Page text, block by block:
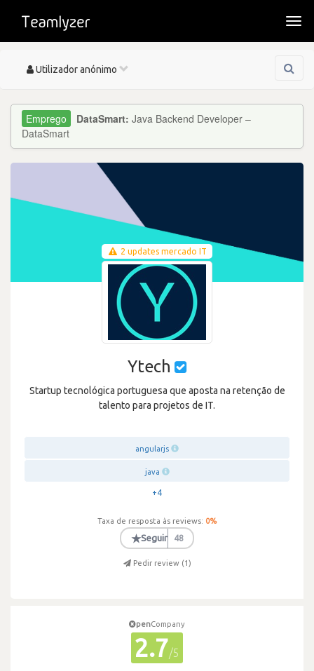
Toggle
Utilizador anónimo
DataSmart: Java Backend Developer –
DataSmart
2 updates mercado IT
Ytech
Startup tecnológica portuguesa que aposta na retenção de
talento para projetos de IT.
angularjs
java
+4
Taxa de resposta às reviews: 0%
★Seguir 48
Pedir review (1)
penCompany
2.7/5